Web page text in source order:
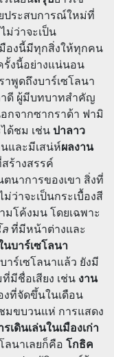
ประสบการณ์ใหม่ที่
ม่ว่าจะเป็น
องนี้มีทุกสิ่งให้ทุกคน
รั้งนี้อย่างแน่นอน
าพูดถึงบาร์เซโลนา
ดี ผู้มีบทบาทสำคัญ
กจากซากราด้า ฟามิ
ด้ชม เช่น ปาลาว
และมีเสน่ห์ผลงาน
ร้างสรรค์
นาการของเขา สิ่งที่
ว่าจะเป็นกระเบื้องสี
โค้งมน โดยเฉพาะ
ที่มีหน้าต่างและ
บาร์เซโลนา
ร์เซโลนาแล้ว ยังมี
มีชื่อเสียง เช่น งาน
งที่จัดขึ้นในเดือน
มขบวนแห่ การแสดง
รเดินเล่นในเมืองเก่า
นาเลยก็คือ โกธิค